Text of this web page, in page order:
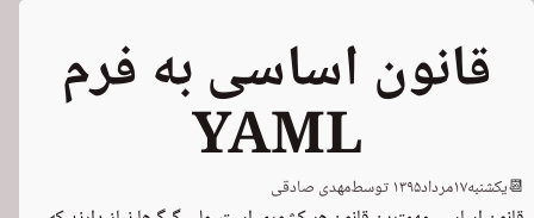
قانون اساسی به فرم
YAML 📆یکشنبه۱۷مرداد۱۳۹۵ توسطمهدی صادقی